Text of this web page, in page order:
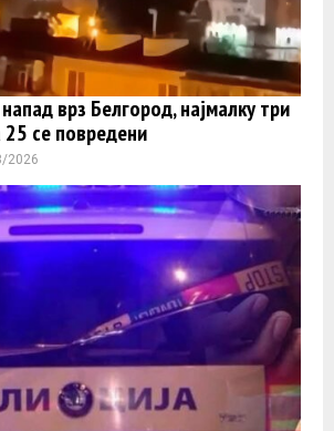
врз Белгород, најмалку три
25 се повредени
2026